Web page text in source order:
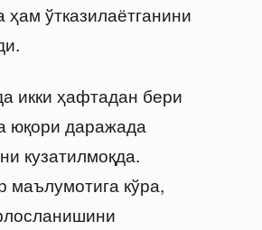
ҳам ўтказилаётганини
икки ҳафтадан бери
юқори даражада
кузатилмоқда.
маълумотига кўра,